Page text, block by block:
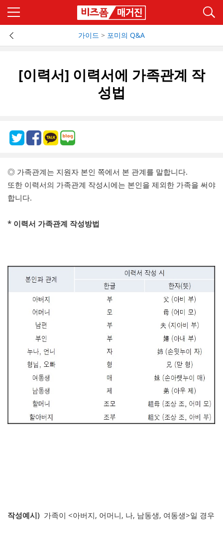
가이드 > 포미의 Q&A
[이력서] 이력서에 가족관계 작
성법
◎ 가족관계는 지원자 본인 쪽에서 본 관계를 말합니다.
또한 이력서의 가족관계 작성시에는 본인을 제외한 가족을 써야
합니다.
* 이력서 가족관계 작성방법
작성예시) 가족이 <아버지, 어머니, 나, 남동생, 여동생>일 경우